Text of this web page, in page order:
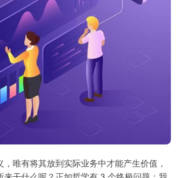
唯有将其放到实际业务中才能产生价值，